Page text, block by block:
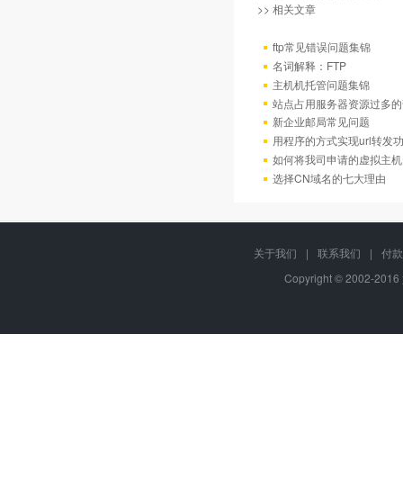
>> 相关文章
ftp常见错误问题集锦
名词解释：FTP
主机机托管问题集锦
站点占用服务器资源过多
新企业邮局常见问题
用程序的方式实现url转发
如何将我司申请的虚拟主
选择CN域名的七大理由
关于我们 | 联系我们 |
付
Copyright © 2002-